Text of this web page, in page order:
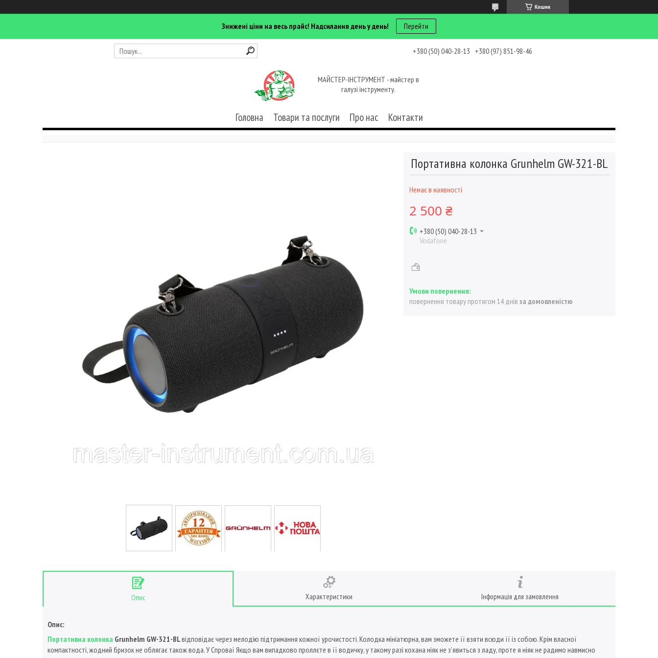
Кошик
Знижені ціни на весь прайс! Надсилання день у день! Перейти
+380 (50) 040-28-13 +380 (97) 851-98-46
МАЙСТЕР-ІНСТРУМЕНТ - майстер в
галузі інструменту.
Головна Товари та послуги Про нас Контакти
Портативна колонка Grunhelm GW-321-BL
Немає в наявності
2 500 ₴
+380 (50) 040-28-13
Vodafone
повернення товару протягом 14 днів за домовленістю
Опис Характеристики Інформація для замовлення
Опис:
Портативна колонка Grunhelm GW-321-BLвідповідає через мелодію підтримання кожної урочистості. Колодка мініатюрна, вам зможете її взяти всюди її із собою. Крім власної
компактності, жодний бризок не облягає також вода. У Спроваї Якщо вам випадково проллєте в її водичку, у такому разі кохана ніяк не з'явиться з ладу, проте я ніяк не радимо навмисно